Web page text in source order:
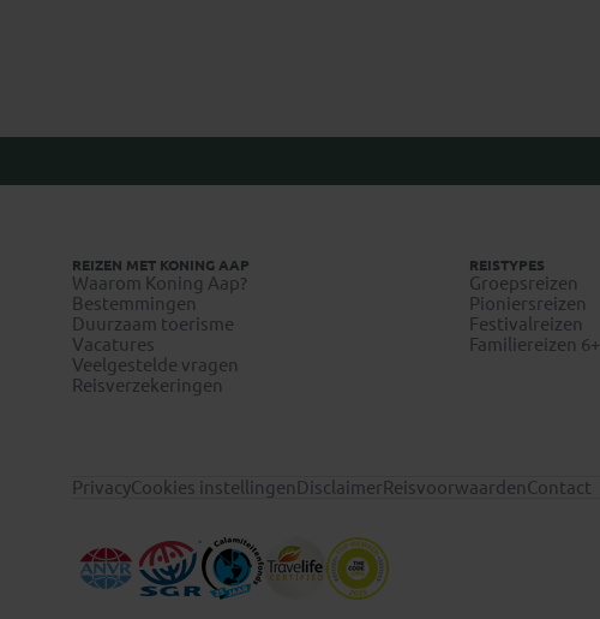
REIZEN MET KONING AAP
Waarom Koning Aap?
Bestemmingen
Duurzaam toerisme
Vacatures
Veelgestelde vragen
Reisverzekeringen
REISTYPES
Groepsreizen
Pioniersreizen
Festivalreizen
Familiereizen 6+
PrivacyCookies instellingen DisclaimerReisvoorwaardenContact